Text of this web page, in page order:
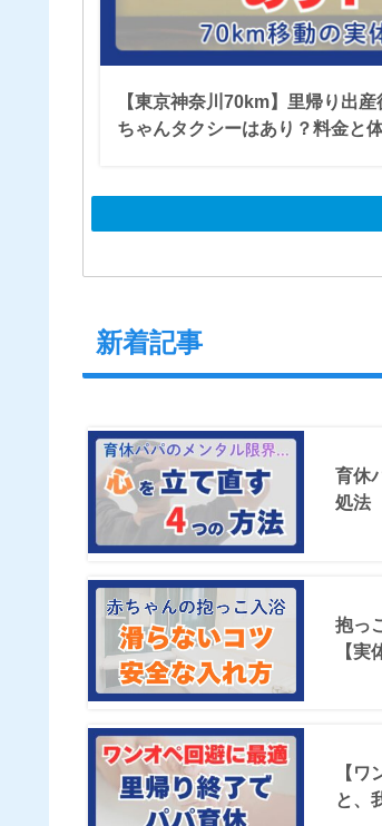
【東京神奈川70km】里帰り出
ちゃんタクシーはあり？料金と
新着記事
育休
処法
抱っ
【実
【
と、